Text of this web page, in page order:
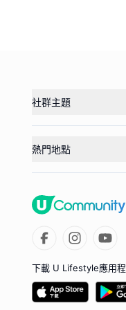
社群主題
熱門地點
下載 U Lifestyle應用